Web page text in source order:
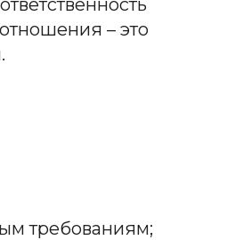
– это
требованиям;